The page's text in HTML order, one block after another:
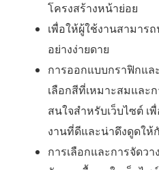
โครงสร้างหน้าย่อย
เพื่อให้ผู้ใช้งานสามาร
อย่างง่ายดาย
การออกแบบกราฟิกแล
เลือกสีที่เหมาะสมและ
สนใจสำหรับเว็บไซต์
งานที่ดีและน่าดึงดูดให้
การเลือกและการจัดวา